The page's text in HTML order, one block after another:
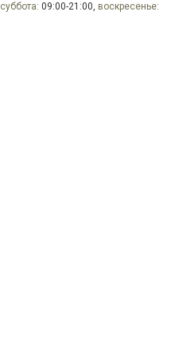
суббота: 09:00-21:00, воскресенье: